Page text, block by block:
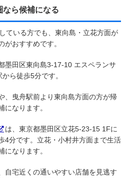
なら候補になる
ている方でも、東向島・立花方面が
おすすめです。
墨田区東向島3-17-10 エスペランサ
ら徒歩5分です。
、曳舟駅前より東向島方面の方が帰
になります。
は、東京都墨田区立花5-23-15 1Fに
4分です。立花・小村井方面まで生活
になります。
自宅近くの通いやすい店舗を見逃す